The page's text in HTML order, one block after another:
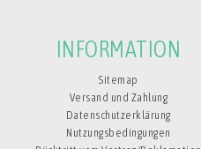
INFORMATION
Sitemap
Versand und Zahlung
Datenschutzerklärung
Nutzungsbedingungen